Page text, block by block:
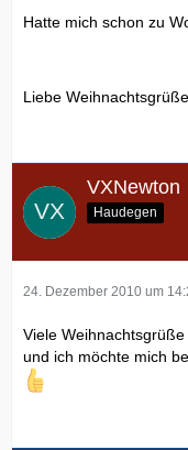
Hatte mich schon zu
Liebe
VXNewton
Haudegen
24. Dezember 2010 um
Viele
und ich möchte mich